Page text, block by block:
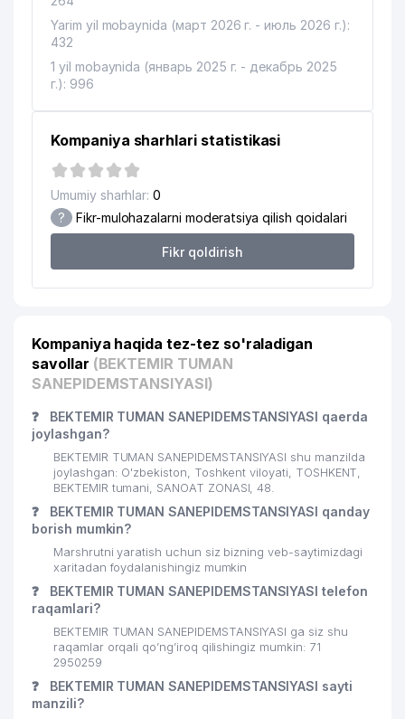
Yarim yil mobaynida (март 2026 г. - июль 2026 г.):
432
1 yil mobaynida (январь 2025 г. - декабрь 2025
г.): 996
Kompaniya sharhlari statistikasi
Umumiy sharhlar: 0
? Fikr-mulohazalarni moderatsiya qilish qoidalari
Fikr qoldirish
Kompaniya haqida tez-tez so'raladigan
savollar (BEKTEMIR TUMAN
SANEPIDEMSTANSIYASI)
❓
BEKTEMIR TUMAN SANEPIDEMSTANSIYASI qaerda
joylashgan?
BEKTEMIR TUMAN SANEPIDEMSTANSIYASI shu manzilda
joylashgan: O'zbekiston, Toshkent viloyati, TOSHKENT,
BEKTEMIR tumani, SANOAT ZONASI, 48.
❓
BEKTEMIR TUMAN SANEPIDEMSTANSIYASI qanday
borish mumkin?
Marshrutni yaratish uchun siz bizning veb-saytimizdagi
xaritadan foydalanishingiz mumkin
❓
BEKTEMIR TUMAN SANEPIDEMSTANSIYASI telefon
raqamlari?
BEKTEMIR TUMAN SANEPIDEMSTANSIYASI ga siz shu
raqamlar orqali qo’ng’iroq qilishingiz mumkin: 71
2950259
❓
BEKTEMIR TUMAN SANEPIDEMSTANSIYASI sayti
manzili?